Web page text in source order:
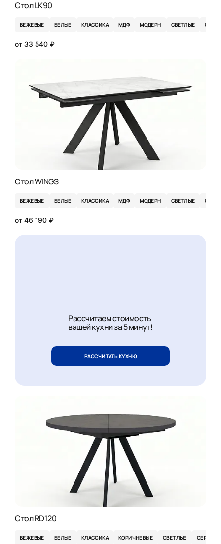
Стол LK90
БЕЖЕВЫЕ БЕЛЫЕ КЛАССИКА МДФ МОДЕРН СВЕТЛЫЕ
от 33 540 ₽
Стол WINGS
БЕЖЕВЫЕ БЕЛЫЕ КЛАССИКА МДФ МОДЕРН СВЕТЛЫЕ
от 46 190 ₽
Рассчитаем стоимость
вашей кухни за 5 минут!
РАССЧИТАТЬ КУХНЮ
Стол RD120
БЕЖЕВЫЕ БЕЛЫЕ КЛАССИКА КОРИЧНЕВЫЕ СВЕТЛЫЕ СЕРЫЕ